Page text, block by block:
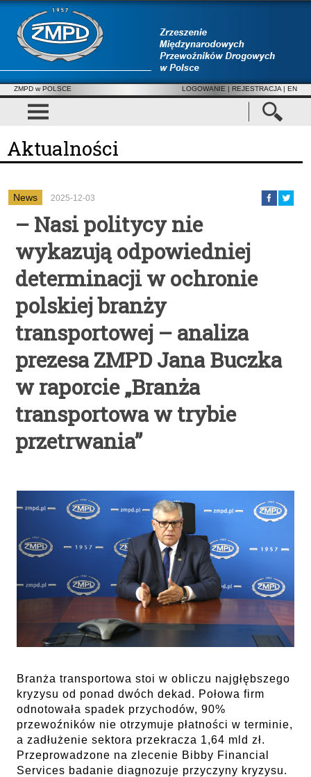
ZMPD w POLSCE LOGOWANIE | REJESTRACJA | EN
Aktualności
News 2025-12-03
– Nasi politycy nie
wykazują odpowiedniej
determinacji w ochronie
polskiej branży
transportowej – analiza
prezesa ZMPD Jana Buczka
w raporcie „Branża
transportowa w trybie
przetrwania”
Branża transportowa stoi w obliczu najgłębszego
kryzysu od ponad dwóch dekad. Połowa firm
odnotowała spadek przychodów, 90%
przewoźników nie otrzymuje płatności w terminie,
a zadłużenie sektora przekracza 1,64 mld zł.
Przeprowadzone na zlecenie Bibby Financial
Services badanie diagnozuje przyczyny kryzysu.